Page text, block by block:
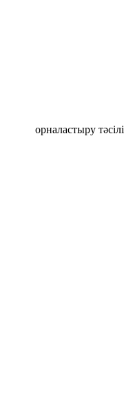
орналастыру тәсілі